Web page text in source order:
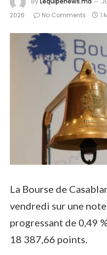
2026
No Comments 1
La Bourse de
vendredi sur une
progressant de 0,49
18 387,66 points.